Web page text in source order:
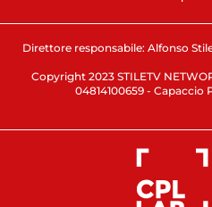
Direttore responsabile: Alfonso
Copyright 2023 STILETV
04814100659 - Capaccio